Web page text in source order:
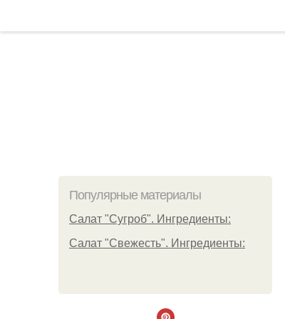
Популярные материалы
Салат "Сугроб". Ингредиенты:
Салат "Свежесть". Ингредиенты: